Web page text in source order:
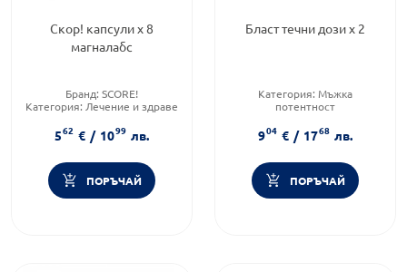
Скор! капсули х 8
магналабс
Бранд: SCORE!
Категория: Лечение и здраве
562 € / 1099 лв.
ПОРЪЧАЙ
Бласт течни дози х 2
Категория: Мъжка
потентност
Приложение:орално
904 € / 1768 лв.
ПОРЪЧАЙ